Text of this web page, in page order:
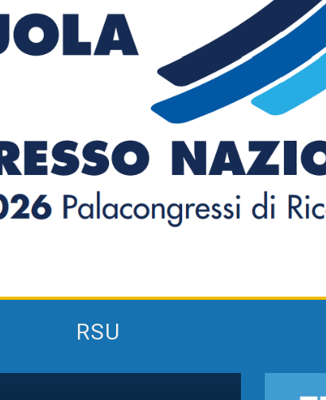
Rassegna stampa Agenda
Personale ATA
Uil Scuola Esteri Ufficio Legale Nazionale
Opinione Espero
RSU